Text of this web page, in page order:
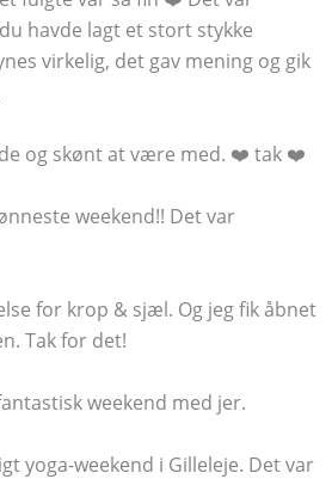
havde lagt et stort stykke
virkelig, det gav mening og gik
og skønt at være med. ❤️ tak ❤️
weekend!! Det var
for krop & sjæl. Og jeg fik åbnet
Tak for det!
weekend med jer.
yoga-weekend i Gilleleje. Det var